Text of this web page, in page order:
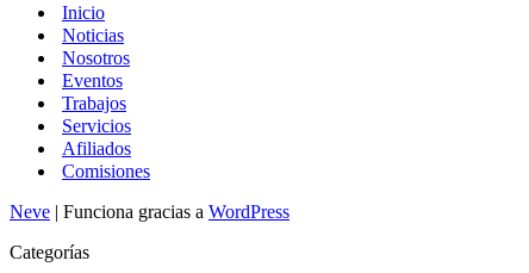
Inicio
Noticias
Nosotros
Eventos
Trabajos
Servicios
Afiliados
Comisiones
Neve | Funciona gracias a WordPress
Categorías